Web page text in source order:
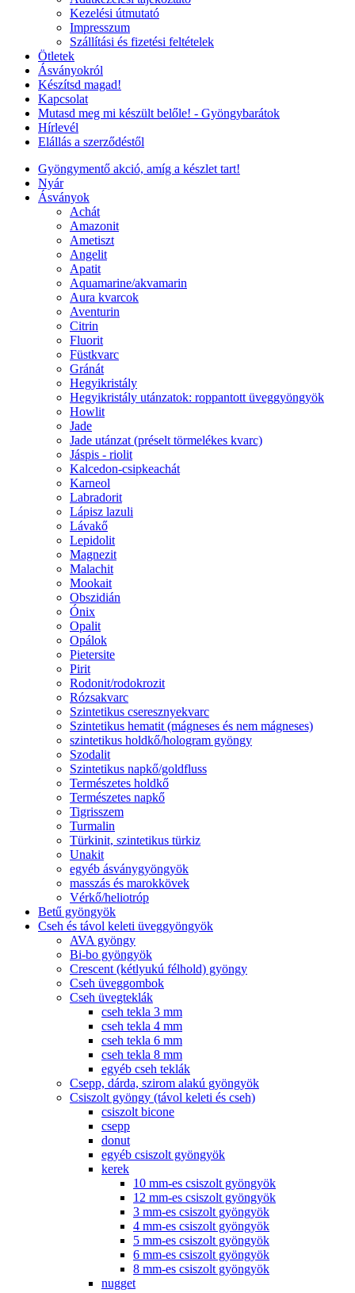
Kezelési útmutató
Impresszum
Szállítási és fizetési feltételek
Ötletek
Ásványokról
Készítsd magad!
Kapcsolat
Mutasd meg mi készült belőle! - Gyöngybarátok
Hírlevél
Elállás a szerződéstől
Gyöngymentő akció, amíg a készlet tart!
Nyár
Ásványok
Achát
Amazonit
Ametiszt
Angelit
Apatit
Aquamarine/akvamarin
Aura kvarcok
Aventurin
Citrin
Fluorit
Füstkvarc
Gránát
Hegyikristály
Hegyikristály utánzatok: roppantott üveggyöngyök
Howlit
Jade
Jade utánzat (préselt törmelékes kvarc)
Jáspis - riolit
Kalcedon-csipkeachát
Karneol
Labradorit
Lápisz lazuli
Lávakő
Lepidolit
Magnezit
Malachit
Mookait
Obszidián
Ónix
Opalit
Opálok
Pietersite
Pirit
Rodonit/rodokrozit
Rózsakvarc
Szintetikus cseresznyekvarc
Szintetikus hematit (mágneses és nem mágneses)
szintetikus holdkő/hologram gyöngy
Szodalit
Szintetikus napkő/goldfluss
Természetes holdkő
Természetes napkő
Tigrisszem
Turmalin
Türkinit, szintetikus türkiz
Unakit
egyéb ásványgyöngyök
masszás és marokkövek
Vérkő/heliotróp
Betű gyöngyök
Cseh és távol keleti üveggyöngyök
AVA gyöngy
Bi-bo gyöngyök
Crescent (kétlyukú félhold) gyöngy
Cseh üveggombok
Cseh üvegteklák
cseh tekla 3 mm
cseh tekla 4 mm
cseh tekla 6 mm
cseh tekla 8 mm
egyéb cseh teklák
Csepp, dárda, szirom alakú gyöngyök
Csiszolt gyöngy (távol keleti és cseh)
csiszolt bicone
csepp
donut
egyéb csiszolt gyöngyök
kerek
10 mm-es csiszolt gyöngyök
12 mm-es csiszolt gyöngyök
3 mm-es csiszolt gyöngyök
4 mm-es csiszolt gyöngyök
5 mm-es csiszolt gyöngyök
6 mm-es csiszolt gyöngyök
8 mm-es csiszolt gyöngyök
nugget